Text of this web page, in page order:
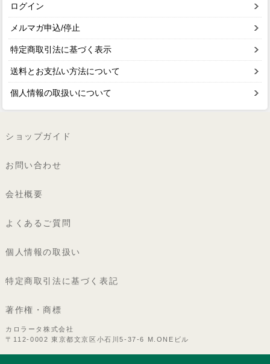
ログイン
メルマガ申込/停止
特定商取引法に基づく表示
送料とお支払い方法について
個人情報の取扱いについて
ショップガイド
お問い合わせ
会社概要
よくあるご質問
個人情報の取扱い
特定商取引法に基づく表記
著作権・商標
カロラータ株式会社
〒112-0002 東京都文京区小石川5-37-6 M.ONEビル